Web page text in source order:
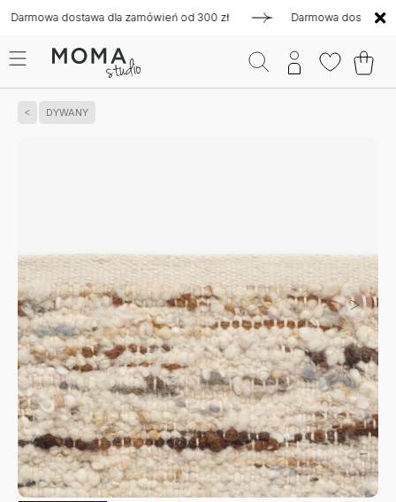
dostawa dla zamówień od 300 zł Darmowa dostawa dla
DYWANY